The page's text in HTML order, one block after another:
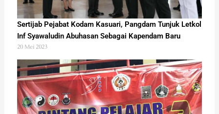
Sertijab Pejabat Kodam Kasuari, Pangdam Tunjuk Letkol
Inf Syawaludin Abuhasan Sebagai Kapendam Baru
20 Mei 2023